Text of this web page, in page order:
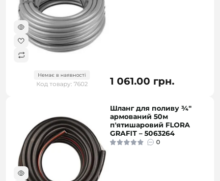
Немає в наявності
Код товару: 7602 1 061.00 грн.
Шланг для поливу ¾"
армований 50м
п'ятишаровий FLORA
GRAFIT – 5063264
0